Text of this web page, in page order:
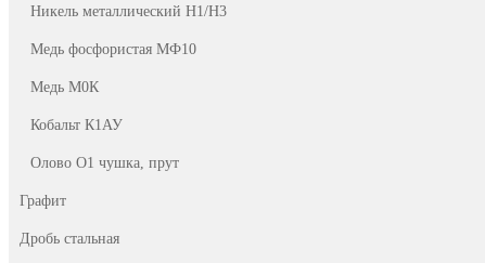
Никель металлический Н1/Н3
Медь фосфористая МФ10
Медь М0К
Кобальт К1АУ
Олово О1 чушка, прут
Графит
Дробь стальная